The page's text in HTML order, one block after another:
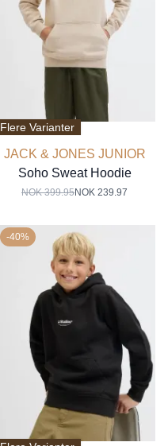
Flere Varianter
JACK & JONES JUNIOR
Soho Sweat Hoodie
NOK 399.95NOK 239.97
-40%